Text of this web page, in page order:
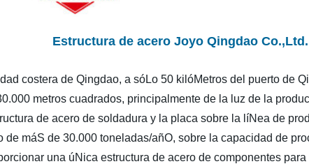
Estructura de acero Joyo Qingdao Co.,Ltd.
costera de Qingdao, a sóLo 50 kilóMetros del puerto de
metros cuadrados, principalmente de la luz de la
de acero de soldadura y la placa sobre la líNea de
máS de 30.000 toneladas/añO, sobre la capacidad de
una úNica estructura de acero de componentes